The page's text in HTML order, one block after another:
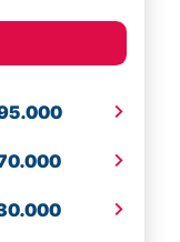
>
>
>